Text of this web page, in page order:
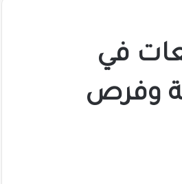
في
سهلة وفرص